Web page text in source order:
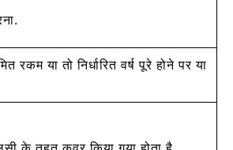
रकम या तो निर्धारित वर्ष पूरे होने पर या